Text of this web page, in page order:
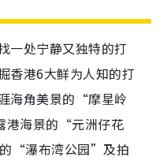
一处宁静又独特的打
香港6大鲜为人知的打
海角美景的“摩星岭
港海景的“元洲仔花
“瀑布湾公园”及拍